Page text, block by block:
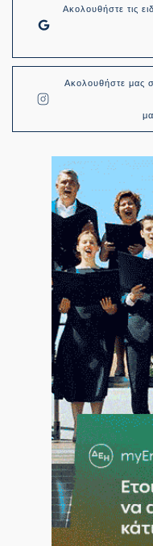
Ακολουθήστε τις
Ακολουθήστε μας